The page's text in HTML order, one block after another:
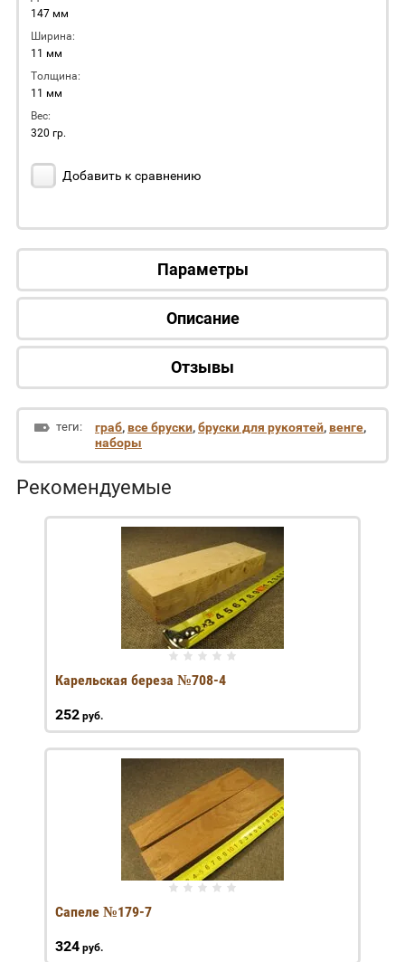
147 мм
Ширина:
11 мм
Толщина:
11 мм
Вес:
320 гр.
Добавить к сравнению
Параметры
Описание
Отзывы
теги: граб, все бруски,бруски для рукоятей, венге,
наборы
Рекомендуемые
Карельская береза №708-4
252 руб.
Сапеле №179-7
324 руб.